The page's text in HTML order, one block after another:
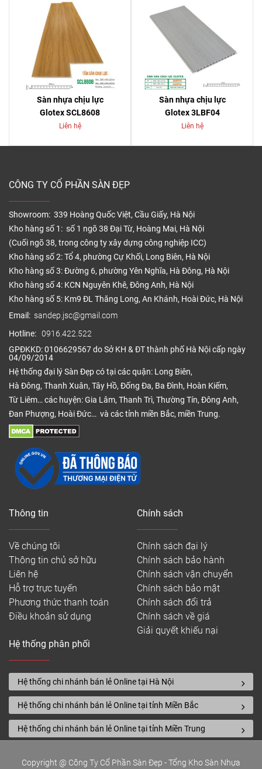
Sàn nhựa chịu lực
Glotex SCL8608
Liên hệ
Sàn nhựa chịu lực
Glotex 3LBF04
Liên hệ
CÔNG TY CỔ PHẦN SÀN ĐẸP
Showroom: 339 Hoàng Quốc Việt, Cầu Giấy, Hà Nội
Kho hàng số 1: số 1 ngõ 38 Đại Từ, Hoàng Mai, Hà Nội
(Cuối ngõ 38, trong công ty xây dựng công nghiệp ICC)
Kho hàng số 2: Tổ 4, phường Cự Khối, Long Biên, Hà Nội
Kho hàng số 3: Đường 6, phường Yên Nghĩa, Hà Đông, Hà Nội
Kho hàng số 4: KCN Nguyên Khê, Đông Anh, Hà Nội
Kho hàng số 5: Km9 ĐL Thăng Long, An Khánh, Hoài Đức, Hà Nội
Email: sandep.jsc@gmail.com
Hotline: 0916.422.522
GPĐKKD: 0106629567 do Sở KH & ĐT thành phố Hà Nội cấp ngày
04/09/2014
Hệ thống đại lý Sàn Đẹp có tại các quận: Long Biên,
Hà Đông, Thanh Xuân, Tây Hồ, Đống Đa, Ba Đình, Hoàn Kiếm,
Từ Liêm… các huyện: Gia Lâm, Thanh Trì, Thường Tín, Đông Anh,
Đan Phượng, Hoài Đức… và các tỉnh miền Bắc, miền Trung.
Thông tin
Về chúng tôi
Thông tin chủ sở hữu
Liên hệ
Hỗ trợ trực tuyến
Phương thức thanh toán
Điều khoản sử dụng
Chính sách
Chính sách đại lý
Chính sách bảo hành
Chính sách vận chuyển
Chính sách bảo mật
Chính sách đổi trả
Chính sách về giá
Giải quyết khiếu nại
Hệ thống phân phối
Hệ thống chi nhánh bán lẻ Online tại Hà Nội
Hệ thống chi nhánh bán lẻ Online tại tỉnh Miền Bắc
Hệ thống chi nhánh bán lẻ Online tại tỉnh Miền Trung
Copyright @ Công Ty Cổ Phần Sàn Đẹp - Tổng Kho Sàn Nhựa